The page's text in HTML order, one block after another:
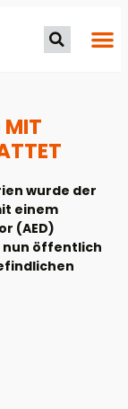
MIT
wurde der
einem
(AED)
öffentlich